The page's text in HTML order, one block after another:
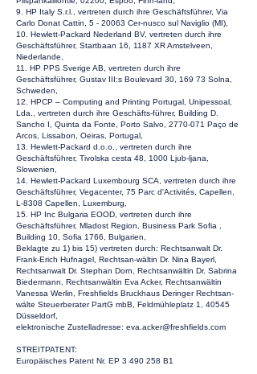
9. HP Italy S.r.l., vertreten durch ihre Geschäftsführer, Via
Carlo Donat Cattin, 5 - 20063 Cer-nusco sul Naviglio (MI),
10. Hewlett-Packard Nederland BV, vertreten durch ihre
Geschäftsführer, Startbaan 16, 1187 XR Amstelveen,
Niederlande,
11. HP PPS Sverige AB, vertreten durch ihre
Geschäftsführer, Gustav III:s Boulevard 30, 169 73 Solna,
Schweden,
12. HPCP – Computing and Printing Portugal, Unipessoal,
Lda., vertreten durch ihre Geschäfts-führer, Building D.
Sancho I, Quinta da Fonte, Porto Salvo, 2770-071 Paço de
Arcos, Lissabon, Oeiras, Portugal,
13. Hewlett-Packard d.o.o., vertreten durch ihre
Geschäftsführer, Tivolska cesta 48, 1000 Ljub-ljana,
Slowenien,
14. Hewlett-Packard Luxembourg SCA, vertreten durch ihre
Geschäftsführer, Vegacenter, 75 Parc d'Activités, Capellen,
L-8308 Capellen, Luxemburg,
15. HP Inc Bulgaria EOOD, vertreten durch ihre
Geschäftsführer, Mladost Region, Business Park Sofia ,
Building 10, Sofia 1766, Bulgarien,
Beklagte zu 1) bis 15) vertreten durch: Rechtsanwalt Dr.
Frank-Erich Hufnagel, Rechtsan-wältin Dr. Nina Bayerl,
Rechtsanwalt Dr. Stephan Dorn, Rechtsanwältin Dr. Sabrina
Biedermann, Rechtsanwältin Eva Acker, Rechtsanwältin
Vanessa Werlin, Freshfields Bruckhaus Deringer Rechtsan-
wälte Steuerberater PartG mbB, Feldmühleplatz 1, 40545
Düsseldorf,
elektronische Zustelladresse: eva.acker@freshfields.com
STREITPATENT:
Europäisches Patent Nr. EP 3 490 258 B1